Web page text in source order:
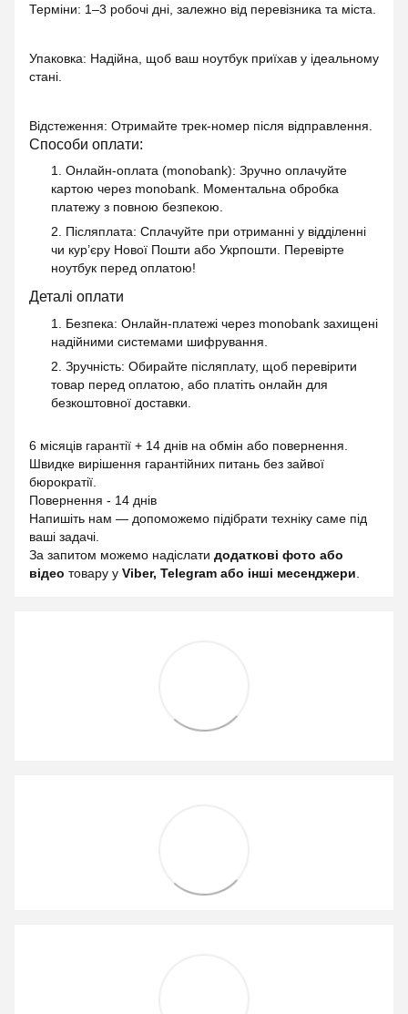
Терміни: 1–3 робочі дні, залежно від перевізника та міста.
Упаковка: Надійна, щоб ваш ноутбук приїхав у ідеальному
стані.
Відстеження: Отримайте трек-номер після відправлення.
Способи оплати:
1. Онлайн-оплата (monobank): Зручно оплачуйте
картою через monobank. Моментальна обробка
платежу з повною безпекою.
2. Післяплата: Сплачуйте при отриманні у відділенні
чи кур’єру Нової Пошти або Укрпошти. Перевірте
ноутбук перед оплатою!
Деталі оплати
1. Безпека: Онлайн-платежі через monobank захищені
надійними системами шифрування.
2. Зручність: Обирайте післяплату, щоб перевірити
товар перед оплатою, або платіть онлайн для
безкоштовної доставки.
6 місяців гарантії + 14 днів на обмін або повернення.
Швидке вирішення гарантійних питань без зайвої
бюрократії.
Повернення - 14 днів
Напишіть нам — допоможемо підібрати техніку саме під
ваші задачі.
За запитом можемо надіслати додаткові фото або
відео товару у Viber, Telegram або інші месенджери